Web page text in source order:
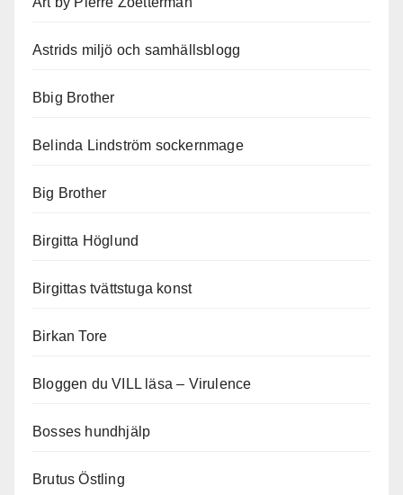
Astrids miljö och samhällsblogg
Bbig Brother
Belinda Lindström sockernmage
Big Brother
Birgitta Höglund
Birgittas tvättstuga konst
Birkan Tore
Bloggen du VILL läsa – Virulence
Bosses hundhjälp
Brutus Östling